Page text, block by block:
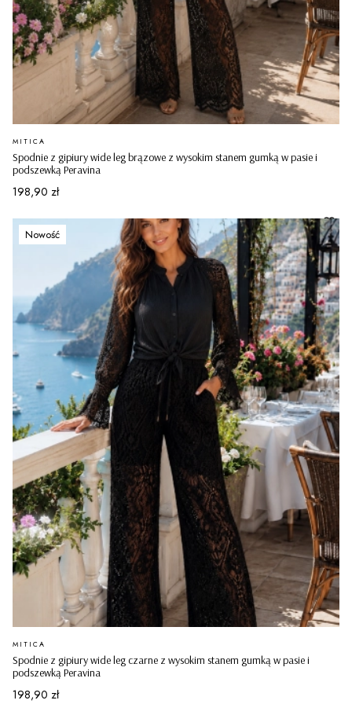
Spodnie z gipiury wide leg brązowe z wysokim stanem gumką w pasie i
podszewką Peravina
PRODUCENT
MITICA
Cena
198,90 zł
Nowość
Spodnie z gipiury wide leg czarne z wysokim stanem gumką w pasie i
podszewką Peravina
PRODUCENT
MITICA
Cena
198,90 zł